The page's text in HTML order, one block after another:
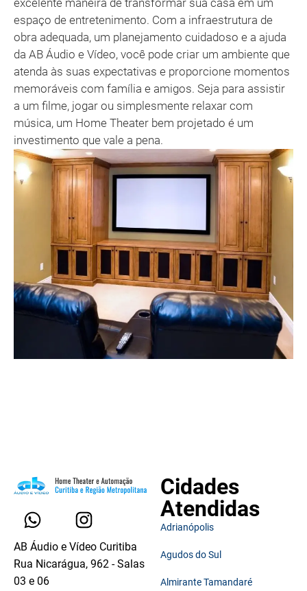
excelente maneira de transformar sua casa em um
espaço de entretenimento. Com a infraestrutura de
obra adequada, um planejamento cuidadoso e a ajuda
da AB Áudio e Vídeo, você pode criar um ambiente que
atenda às suas expectativas e proporcione momentos
memoráveis com família e amigos. Seja para assistir
a um filme, jogar ou simplesmente relaxar com
música, um Home Theater bem projetado é um
investimento que vale a pena.
AB Áudio e Vídeo Curitiba
Rua Nicarágua, 962 - Salas
03 e 06
Cidades
Atendidas
Adrianópolis
Agudos do Sul
Almirante Tamandaré